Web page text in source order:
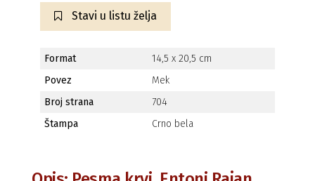
Stavi u listu želja
Format
14,5 x 20,5 cm
Povez
Mek
Broj strana
704
Štampa
Crno bela